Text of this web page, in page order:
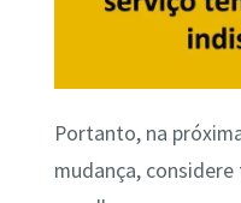
Portanto, na
mudança,